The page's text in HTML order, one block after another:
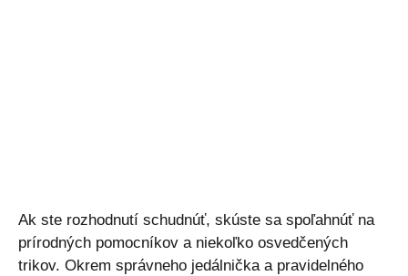
Ak ste rozhodnutí schudnúť, skúste sa spoľahnúť na
prírodných pomocníkov a niekoľko osvedčených
trikov. Okrem správneho jedálnička a pravidelného